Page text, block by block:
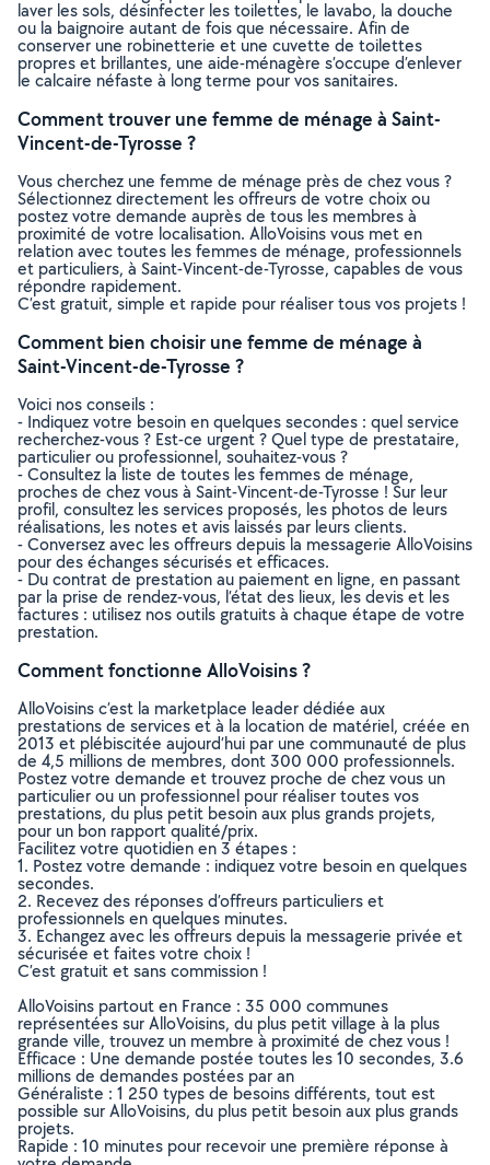
laver les sols, désinfecter les toilettes, le lavabo, la douche
ou la baignoire autant de fois que nécessaire. Afin de
conserver une robinetterie et une cuvette de toilettes
propres et brillantes, une aide-ménagère s’occupe d’enlever
le calcaire néfaste à long terme pour vos sanitaires.
Comment trouver une femme de ménage à Saint-
Vincent-de-Tyrosse ?
Vous cherchez une femme de ménage près de chez vous ?
Sélectionnez directement les offreurs de votre choix ou
postez votre demande auprès de tous les membres à
proximité de votre localisation. AlloVoisins vous met en
relation avec toutes les femmes de ménage, professionnels
et particuliers, à Saint-Vincent-de-Tyrosse, capables de vous
répondre rapidement.
C’est gratuit, simple et rapide pour réaliser tous vos projets !
Comment bien choisir une femme de ménage à
Saint-Vincent-de-Tyrosse ?
Voici nos conseils :
- Indiquez votre besoin en quelques secondes : quel service
recherchez-vous ? Est-ce urgent ? Quel type de prestataire,
particulier ou professionnel, souhaitez-vous ?
- Consultez la liste de toutes les femmes de ménage,
proches de chez vous à Saint-Vincent-de-Tyrosse ! Sur leur
profil, consultez les services proposés, les photos de leurs
réalisations, les notes et avis laissés par leurs clients.
- Conversez avec les offreurs depuis la messagerie AlloVoisins
pour des échanges sécurisés et efficaces.
- Du contrat de prestation au paiement en ligne, en passant
par la prise de rendez-vous, l’état des lieux, les devis et les
factures : utilisez nos outils gratuits à chaque étape de votre
prestation.
Comment fonctionne AlloVoisins ?
AlloVoisins c’est la marketplace leader dédiée aux
prestations de services et à la location de matériel, créée en
2013 et plébiscitée aujourd’hui par une communauté de plus
de 4,5 millions de membres, dont 300 000 professionnels.
Postez votre demande et trouvez proche de chez vous un
particulier ou un professionnel pour réaliser toutes vos
prestations, du plus petit besoin aux plus grands projets,
pour un bon rapport qualité/prix.
Facilitez votre quotidien en 3 étapes :
1. Postez votre demande : indiquez votre besoin en quelques
secondes.
2. Recevez des réponses d’offreurs particuliers et
professionnels en quelques minutes.
3. Echangez avec les offreurs depuis la messagerie privée et
sécurisée et faites votre choix !
C’est gratuit et sans commission !
AlloVoisins partout en France : 35 000 communes
représentées sur AlloVoisins, du plus petit village à la plus
grande ville, trouvez un membre à proximité de chez vous !
Efficace : Une demande postée toutes les 10 secondes, 3.6
millions de demandes postées par an
Généraliste : 1 250 types de besoins différents, tout est
possible sur AlloVoisins, du plus petit besoin aux plus grands
projets.
Rapide : 10 minutes pour recevoir une première réponse à